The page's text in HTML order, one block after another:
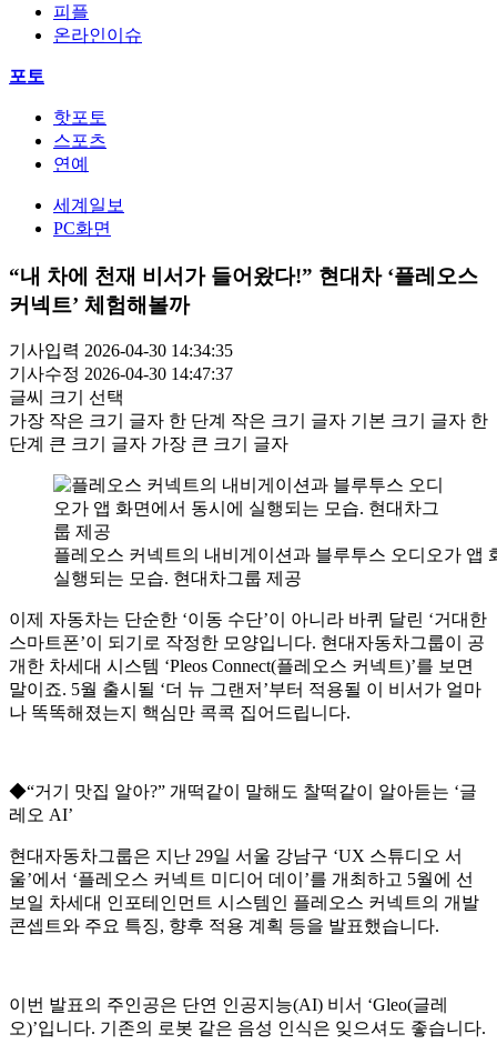
피플
온라인이슈
포토
핫포토
스포츠
연예
세계일보
PC화면
“내 차에 천재 비서가 들어왔다!” 현대차 ‘플레오스
커넥트’ 체험해볼까
기사입력 2026-04-30 14:34:35
기사수정 2026-04-30 14:47:37
글씨 크기 선택
가장 작은 크기 글자 한 단계 작은 크기 글자 기본 크기 글자 한
단계 큰 크기 글자 가장 큰 크기 글자
플레오스 커넥트의 내비게이션과 블루투스 오디오가 앱
실행되는 모습. 현대차그룹 제공
이제 자동차는 단순한 ‘이동 수단’이 아니라 바퀴 달린 ‘거대한
스마트폰’이 되기로 작정한 모양입니다. 현대자동차그룹이 공
개한 차세대 시스템 ‘Pleos Connect(플레오스 커넥트)’를 보면
말이죠. 5월 출시될 ‘더 뉴 그랜저’부터 적용될 이 비서가 얼마
나 똑똑해졌는지 핵심만 콕콕 집어드립니다.
◆“거기 맛집 알아?” 개떡같이 말해도 찰떡같이 알아듣는 ‘글
레오 AI’
현대자동차그룹은 지난 29일 서울 강남구 ‘UX 스튜디오 서
울’에서 ‘플레오스 커넥트 미디어 데이’를 개최하고 5월에 선
보일 차세대 인포테인먼트 시스템인 플레오스 커넥트의 개발
콘셉트와 주요 특징, 향후 적용 계획 등을 발표했습니다.
이번 발표의 주인공은 단연 인공지능(AI) 비서 ‘Gleo(글레
오)’입니다. 기존의 로봇 같은 음성 인식은 잊으셔도 좋습니다.